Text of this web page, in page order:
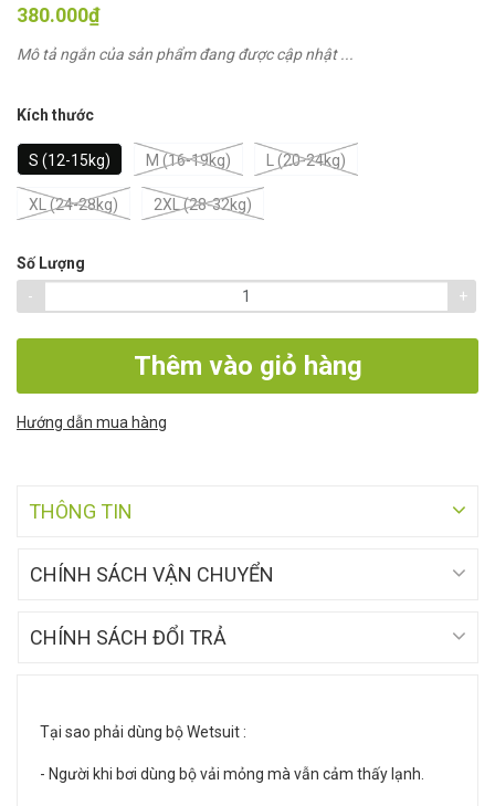
380.000₫
Mô tả ngắn của sản phẩm đang được cập nhật ...
Kích thước
S (12-15kg) M (16-19kg) L (20-24kg)
XL (24-28kg) 2XL (28-32kg)
Số Lượng
-
+
Thêm vào giỏ hàng
Hướng dẫn mua hàng
THÔNG TIN
CHÍNH SÁCH VẬN CHUYỂN
CHÍNH SÁCH ĐỔI TRẢ
Tại sao phải dùng bộ Wetsuit :
- Người khi bơi dùng bộ vải mỏng mà vẫn cảm thấy lạnh.